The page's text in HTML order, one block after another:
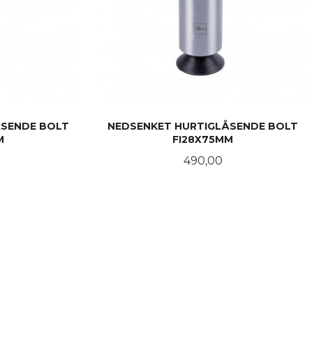
BOLT
NEDSENKET HURTIGLÅSENDE BOLT
FI28X75MM
Pris
490,00